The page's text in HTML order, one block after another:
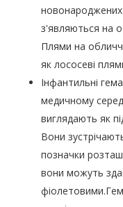
з'являються на
Плями на
як лососеві
Інфантильні
медичному
виглядають як
Вони
позначки
вони можуть